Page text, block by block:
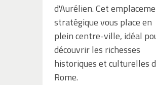
d'Aurélien. Cet
stratégique vous place en
plein centre-ville, idéal
découvrir les richesses
historiques et culturelles
Rome.